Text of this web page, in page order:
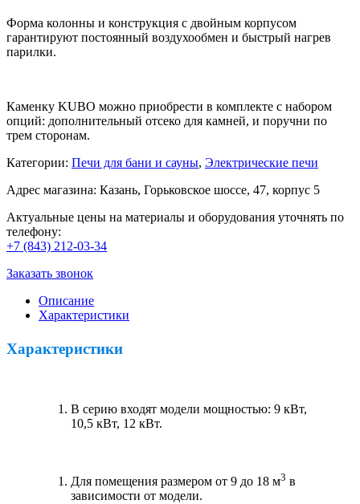
Форма колонны и конструкция с двойным корпусом
гарантируют постоянный воздухообмен и быстрый нагрев
парилки.
Каменку KUBO можно приобрести в комплекте с набором
опций: дополнительный отсеко для камней, и поручни по
трем сторонам.
Категории: Печи для бани и cауны, Электрические печи
Адрес магазина: Казань, Горьковское шоссе, 47, корпус 5
Актуальные цены на материалы и оборудования уточнять по
телефону:
+7 (843) 212-03-34
Заказать звонок
Описание
Характеристики
Характеристики
В серию входят модели мощностью: 9 кВт,
10,5 кВт, 12 кВт.
Для помещения размером от 9 до 18 м3 в
зависимости от модели.